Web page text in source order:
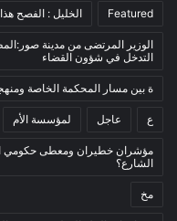
بيئة
ثقافة
أدب وشعر
بروفايل
Featured الخليل : الفصح
الوزير المرتضى من مدينة
التدخل في شؤون القضاء
ة بين مسار المحكمة الخاصة
ع عاجل لمؤسسة الأم
مؤشران خطيران ومعطى حكومي
الشارع؟
مخ